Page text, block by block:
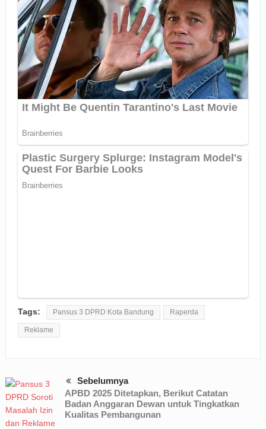
Tags: Pansus 3 DPRD Kota Bandung Raperda
Reklame
Sebelumnya
APBD 2025 Ditetapkan, Berikut Catatan
Badan Anggaran Dewan untuk Tingkatkan
Kualitas Pembangunan